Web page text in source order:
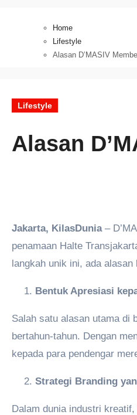
Home
Lifestyle
Alasan D’MASIV
Lifestyle
Alasan
Jakarta, KilasDunia–
penamaan Halte
langkah unik ini, ada alasan
Bentuk Apresiasi
Salah satu alasan utama di
bertahun-tahun. Dengan
kepada para pendengar
Strategi Branding
Dalam dunia industri